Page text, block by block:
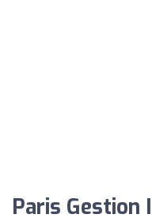
Paris Gestion